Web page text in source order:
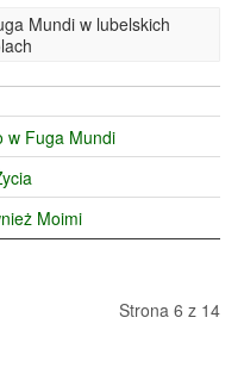
Mundi w lubelskich
w Fuga Mundi
Moimi
Strona 6 z 14